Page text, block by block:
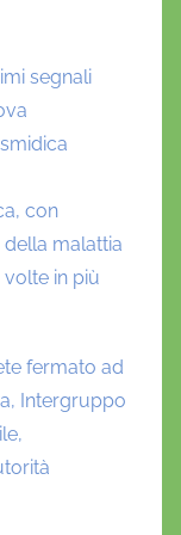
segnali
con
malattia
in più
fermato ad
Intergruppo